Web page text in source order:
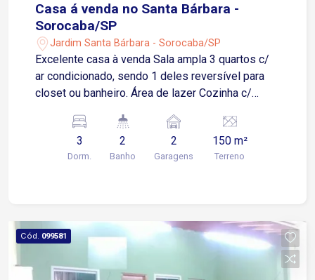
Casa á venda no Santa Bárbara -
Sorocaba/SP
Jardim Santa Bárbara - Sorocaba/SP
Excelente casa à venda Sala ampla 3 quartos c/
ar condicionado, sendo 1 deles reversível para
closet ou banheiro. Área de lazer Cozinha c/
c/ portão automatizado Quintal c/ lavanderia,
despensa e 1 banheiro.
3
Dorm.
2
Banho
2
Garagens
150 m²
Terreno
Cód. 099581